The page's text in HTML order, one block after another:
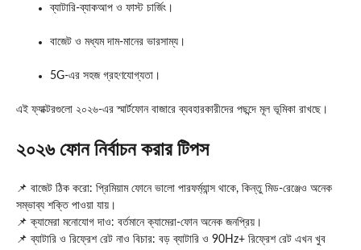
ব্যাটারি‑ব্যাকআপ ও ফাস্ট চার্জিং।
বাজেট ও মধ্যম দাম‑মানের ভারসাম্য।
5G‑এর সহজ গ্রহণযোগ্যতা।
এই ফ্যাক্টরগুলো ২০২৬‑এর স্মার্টফোন বাজারে ব্যবহারকারীদের পছন্দে মূল ভূমিকা রাখছে।
২০২৬ ফোন নির্বাচন করার টিপস
📌 বাজেট ঠিক করো: প্রিমিয়াম ফোনে ভালো পারফর্ম্যান্স থাকে, কিন্তু মিড‑রেঞ্জেও অনেক
সম্ভাব্য শক্তি পাওয়া যায়।
📌 ক্যামেরা মনোযোগ দাও: বর্তমানে ক্যামেরা‑ফোন অনেক জনপ্রিয়।
📌 ব্যাটারি ও রিফ্রেশ রেট নাও বিচার: বড় ব্যাটারি ও 90Hz+ রিফ্রেশ রেট এখন খুব